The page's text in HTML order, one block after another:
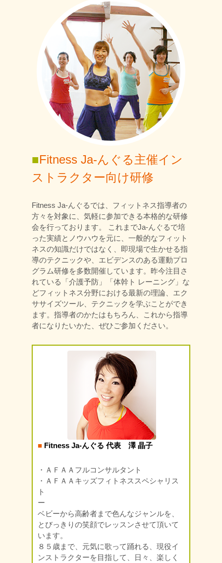
■Fitness Ja-んぐる主催イン
ストラクター向け研修
Fitness Ja-んぐるでは、フィットネス指導者の
方々を対象に、気軽に参加できる本格的な研修
会を行っております。 これまでJa-んぐるで培
った実績とノウハウを元に、一般的なフィット
ネスの知識だけではなく、即現場で生かせる指
導のテクニックや、エビデンスのある運動プロ
グラム研修を多数開催しています。昨今注目さ
れている「介護予防」「体幹ト レーニング」な
どフィットネス分野における最新の理論、エク
ササイズツール、テクニックを学ぶことができ
ます。指導者のかたはもちろん、これから指導
者になりたいかた、ぜひご参加ください。
■ Fitness Ja-んぐる 代表 澤 晶子
・ＡＦＡＡフルコンサルタント
・ＡＦＡＡキッズフィトネススペシャリス
ト
ー
ベビーから高齢者まで色んなジャンルを、
とびっきりの笑顔でレッスンさせて頂いて
います。
８５歳まで、元気に歌って踊れる、現役イ
ンストラクターを目指して、日々、楽しく